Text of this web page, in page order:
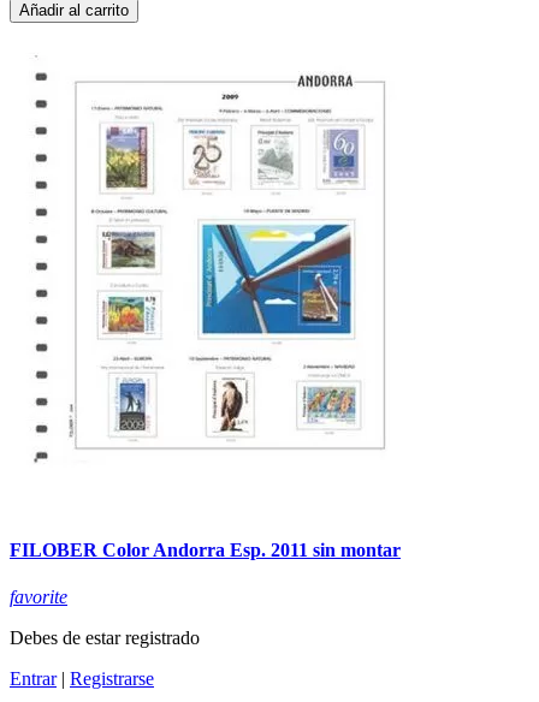
Añadir al carrito
FILOBER Color Andorra Esp. 2011 sin montar
favorite
Debes de estar registrado
Entrar| Registrarse